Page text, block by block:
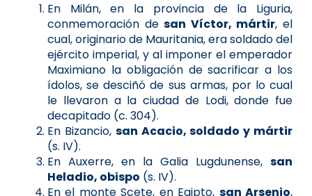
En Milán, en la provincia de la Liguria,
conmemoración desan Víctor, mártir, el
cual, originario de Mauritania, era soldado del
ejército imperial, y al imponer el emperador
Maximiano la obligación de sacrificar a los
ídolos, se desciñó de sus armas, por lo cual
le llevaron a la ciudad de Lodi, donde fue
decapitado (c. 304).
En Bizancio, san Acacio, soldado y mártir
(s. IV).
En Auxerre, en la Galia Lugdunense, san
Heladio, obispo (s. IV).
En el monte Scete, en Egipto, san Arsenio,